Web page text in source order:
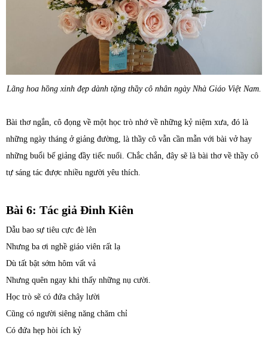
Lãng hoa hồng xinh đẹp dành tặng thầy cô nhân ngày Nhà Giáo Việt Nam.
Bài thơ ngắn, cô đọng về một học trò nhớ về những kỷ niệm xưa, đó là
những ngày tháng ở giảng đường, là thầy cô vẫn cần mẫn với bài vở hay
những buổi bế giảng đầy tiếc nuối. Chắc chắn, đây sẽ là bài thơ về thầy cô
tự sáng tác được nhiều người yêu thích.
Bài 6: Tác giả Đinh Kiên
Dẫu bao sự tiêu cực đè lên
Nhưng ba ơi nghề giáo viên rất lạ
Dù tất bật sớm hôm vất vả
Nhưng quên ngay khi thấy những nụ cười.
Học trò sẽ có đứa chây lười
Cũng có người siêng năng chăm chỉ
Có đứa hẹp hòi ích kỷ